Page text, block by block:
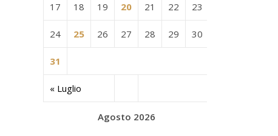
Agosto 2026
« Luglio
17 18 19 20 21 22 23
24 25 26 27 28 29 30
31